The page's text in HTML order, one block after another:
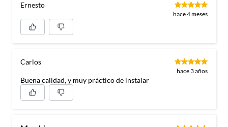
Ernesto
hace 4 meses
Carlos
hace 3 años
Buena calidad, y muy práctico de instalar